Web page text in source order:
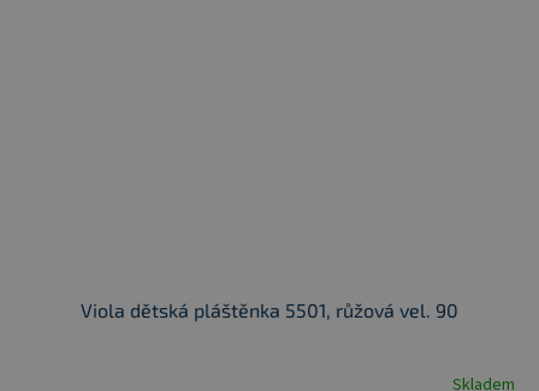
Viola dětská pláštěnka 5501, růžová vel. 90
Skladem